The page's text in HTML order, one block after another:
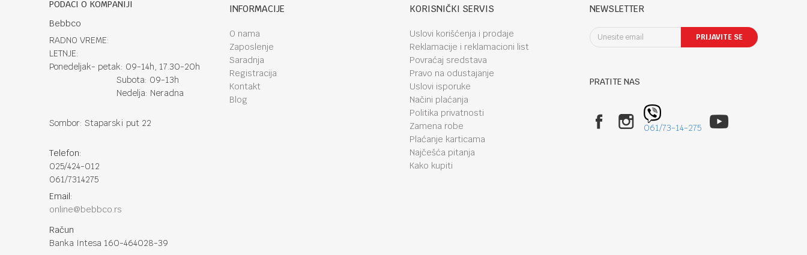
PODACI O KOMPANIJI
Bebbco
RADNO VREME:
LETNJE:
Ponedeljak- petak: 09-14h, 17.30-20h
Subota: 09-13h
Nedelja: Neradna
Sombor: Staparski put 22
Telefon:
025/424-012
061/7314275
Email:
online@bebbco.rs
Račun
Banka Intesa 160-464028-39
INFORMACIJE
O nama
Zaposlenje
Saradnja
Registracija
Kontakt
Blog
KORISNIČKI SERVIS
Uslovi korišćenja i prodaje
Reklamacije i reklamacioni list
Povraćaj sredstava
Pravo na odustajanje
Uslovi isporuke
Načini plaćanja
Politika privatnosti
Zamena robe
Plaćanje karticama
Najčešća pitanja
Kako kupiti
NEWSLETTER
PRIJAVITE SE
PRATITE NAS
061/73-14-275